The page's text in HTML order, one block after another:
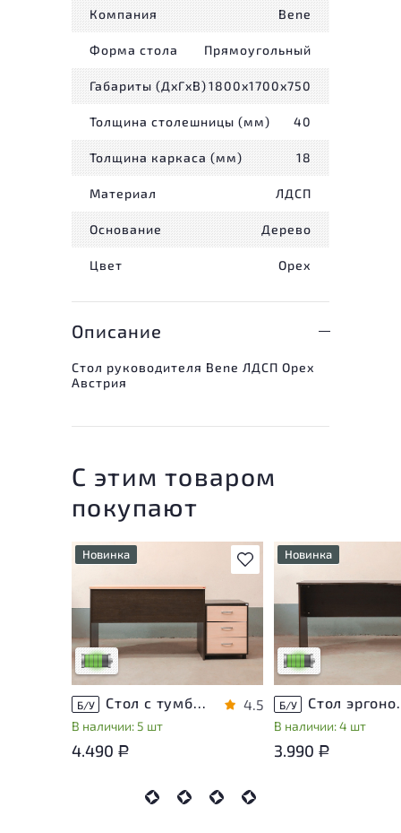
Компания Bene
Форма стола Прямоугольный
Габариты (ДxГxВ)1800x1700x750
Толщина столешницы (мм) 40
Толщина каркаса (мм) 18
Материал ЛДСП
Основание Дерево
Цвет Орех
Описание
Стол руководителя Bene ЛДСП Орех
Австрия
С этим товаром
покупают
В избранное
Новинка
незначительные следы
эксплуатации, не влияющие
Низкая степень износа
Б/У Стол с тумбой ЛДСП Венге
В наличии: 5 шт
4.5
4.490 Р
Новинка
У товара
незначительные
эксплуатации, не
на удобство его
использования
Низкая степень
Б/У Стол
В наличии: 4 шт
3.990 Р